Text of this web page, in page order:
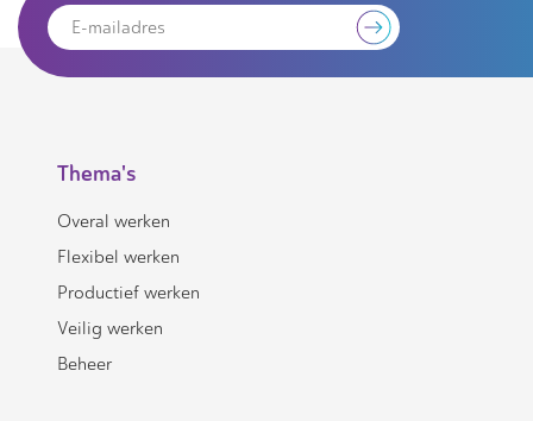
Thema's
Overal werken
Flexibel werken
Productief werken
Veilig werken
Beheer